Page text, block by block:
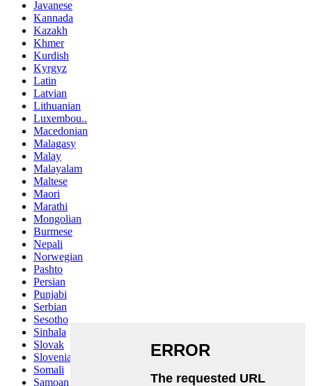
Javanese
Kannada
Kazakh
Khmer
Kurdish
Kyrgyz
Latin
Latvian
Lithuanian
Luxembou..
Macedonian
Malagasy
Malay
Malayalam
Maltese
Maori
Marathi
Mongolian
Burmese
Nepali
Norwegian
Pashto
Persian
Punjabi
Serbian
Sesotho
Sinhala
Slovak
Slovenian
Somali
Samoan